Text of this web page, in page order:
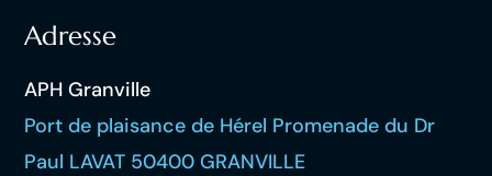
Adresse
APH Granville
Port de plaisance de Hérel Promenade du Dr
Paul LAVAT 50400 GRANVILLE